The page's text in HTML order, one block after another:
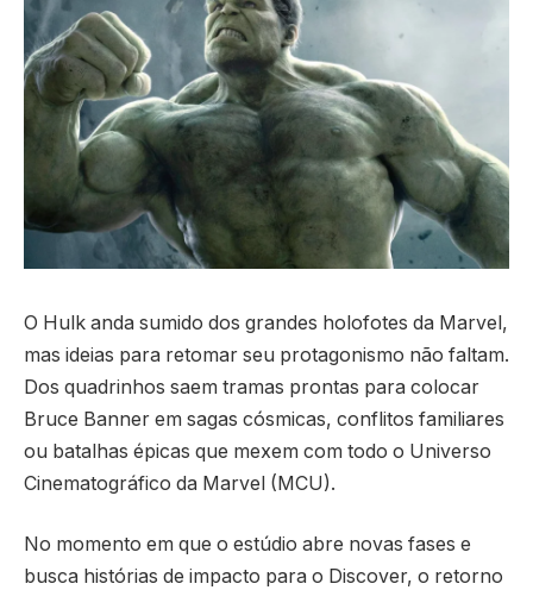
O Hulk anda sumido dos grandes holofotes da Marvel,
mas ideias para retomar seu protagonismo não faltam.
Dos quadrinhos saem tramas prontas para colocar
Bruce Banner em sagas cósmicas, conflitos familiares
ou batalhas épicas que mexem com todo o Universo
Cinematográfico da Marvel (MCU).
No momento em que o estúdio abre novas fases e
busca histórias de impacto para o Discover, o retorno